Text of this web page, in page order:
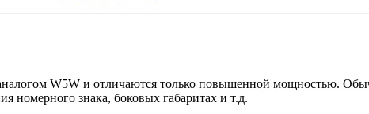
W5W и отличаются только повышенной мощностью.
номерного знака, боковых габаритах и т.д.